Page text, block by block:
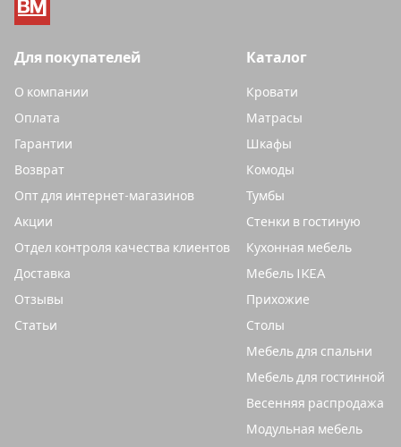
Каталог
Кровати
Матрасы
Шкафы
Комоды
Тумбы
Стенки в гостиную
Кухонная мебель
Мебель IKEA
Прихожие
Столы
Мебель для спальни
Мебель для гостинной
Весенняя распродажа
Модульная мебель
Для покупателей
О компании
Оплата
Гарантии
Возврат
Опт для интернет-магазинов
Акции
Отдел контроля качества клиентов
Доставка
Отзывы
Статьи